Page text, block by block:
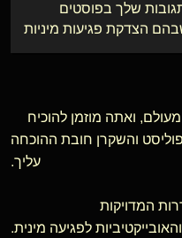
שלך בפוסטים
הצדקת פגיעות מיניות
ואתה מוזמן להוכיח
והשקרן חובת ההוכחה
עליך.
המדויקות
והאובייקטיביות לפגיעה מינית.